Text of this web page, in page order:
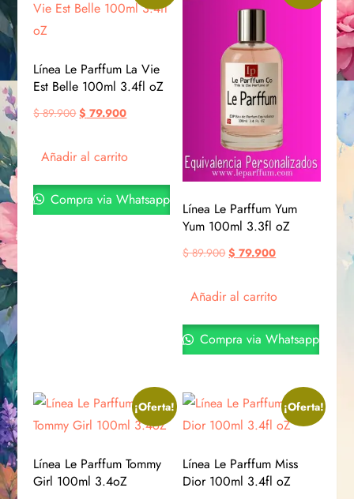
Línea Le Parffum La Vie
Est Belle 100ml 3.4fl oZ
$89.900 $ 79.900
Añadir al carrito
Compra via Whatsapp
Línea Le Parffum Yum
Yum 100ml 3.3fl oZ
$89.900 $ 79.900
Añadir al carrito
Compra via Whatsapp
¡Oferta!
Línea Le Parffum Tommy
Girl 100ml 3.4oZ
¡Oferta!
Línea Le Parffum Miss
Dior 100ml 3.4fl oZ